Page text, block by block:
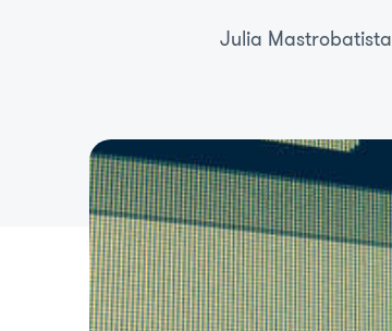
Julia Mastrobatista